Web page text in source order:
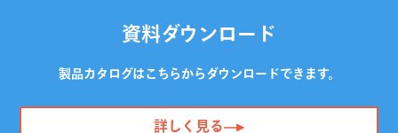
資料ダウンロード
製品カタログはこちらからダウンロードできます。
詳しく見る